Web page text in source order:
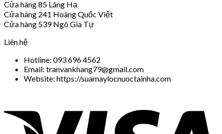
Cửa hàng 85 Láng Hạ
Cửa hàng 241 Hoàng Quốc Việt
Cửa hàng 539 Ngô Gia Tự
Liên hệ
Hotline: 093 696 4562
Email: tranvankhang79@gmail.com
Website: https://suamaylocnuoctainha.com